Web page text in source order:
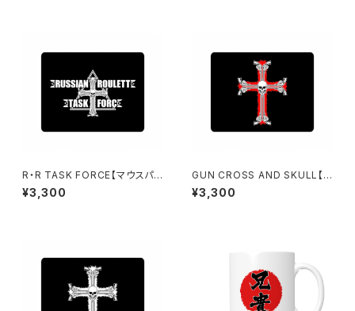
R・R TASK FORCE【マウスパッ
ド】弐
¥3,300
GUN CROSS AND SKULL【マ
ウスパッド】壱
¥3,300